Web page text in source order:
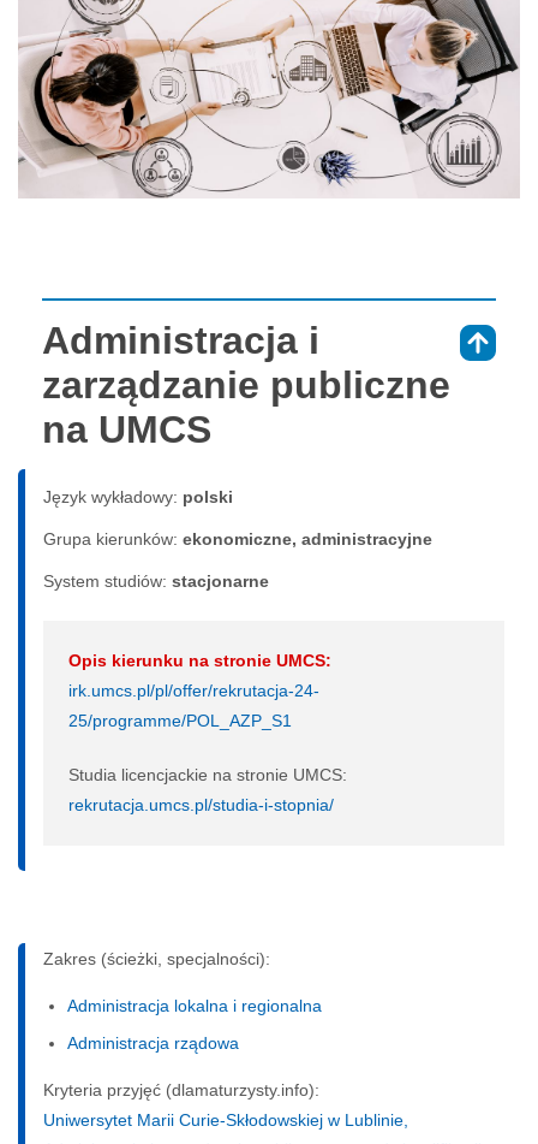
Administracja i
zarządzanie publiczne
na UMCS
Język wykładowy: polski
Grupa kierunków: ekonomiczne, administracyjne
System studiów: sta­cjo­nar­ne
Opis kierunku na stronie UMCS:
irk.umcs.pl/pl/offer/rekrutacja-24-
25/programme/POL_AZP_S1
Studia licencjackie na stronie UMCS:
rekrutacja.umcs.pl/studia-i-stopnia/
Zakres (ścieżki, specjalności):
Administracja lokalna i regionalna
Administracja rządowa
Kryteria przyjęć (dlamaturzysty.info):
Uniwersytet Marii Curie-Skłodowskiej w Lublinie,